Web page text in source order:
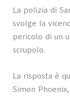
La polizia di
svolge la
pericolo di un
scrupolo.
La risposta è
Simon